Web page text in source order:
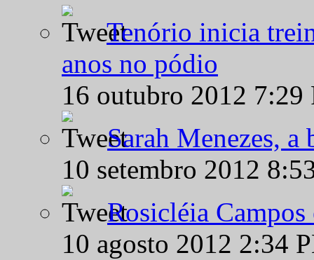
Tenório inicia
anos no pódio
16 outubro 2012
Sarah Menezes,
10 setembro 2012
Rosicléia
10 agosto 2012 2:34